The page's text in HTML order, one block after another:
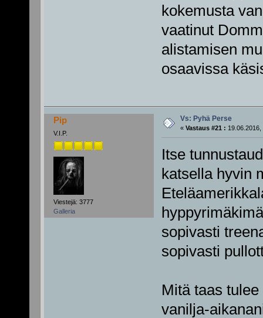
kokemusta
vaatinut
alistamisen
osaavissa
Pip
V.I.P.
Viestejä: 3777
Galleria
Vs: Pyhä Perse
« Vastaus #21 : 19.06.2016,
Itse
katsella hyvin
sopivasti
sopivasti
Mitä taas
vanilja-